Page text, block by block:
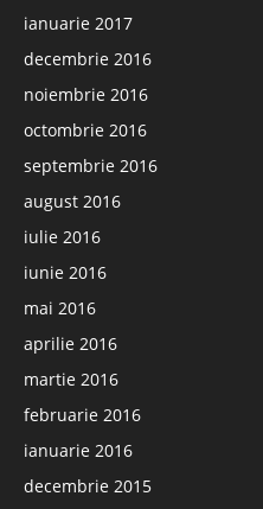
ianuarie 2017
decembrie 2016
noiembrie 2016
octombrie 2016
septembrie 2016
august 2016
iulie 2016
iunie 2016
mai 2016
aprilie 2016
martie 2016
februarie 2016
ianuarie 2016
decembrie 2015